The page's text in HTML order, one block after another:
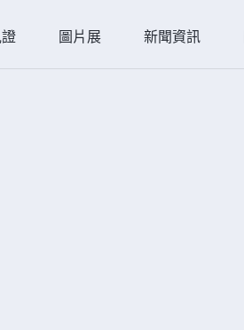
圖片展 新聞資訊